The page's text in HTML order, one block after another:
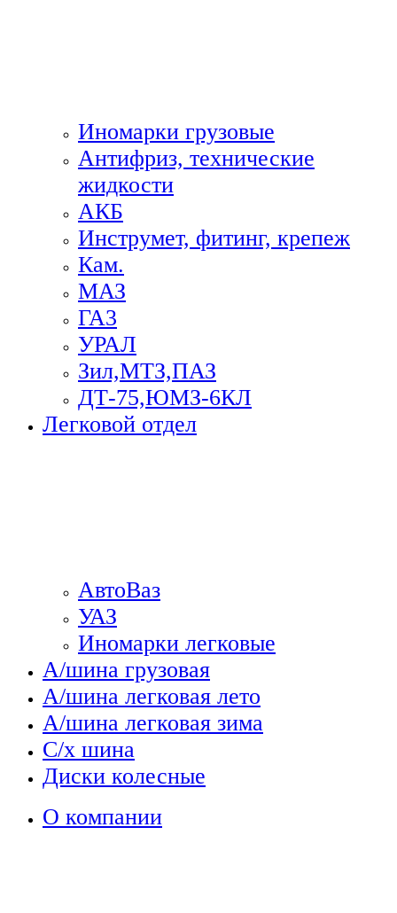
Иномарки грузовые
Антифриз, технические
жидкости
АКБ
Инструмет, фитинг, крепеж
Кам.
МАЗ
ГА3
УРАЛ
Зил,МТЗ,ПАЗ
ДТ-75,ЮМЗ-6КЛ
Легковой отдел
АвтоВаз
УАЗ
Иномарки легковые
А/шина грузовая
А/шина легковая лето
А/шина легковая зима
С/х шина
Диски колесные
О компании